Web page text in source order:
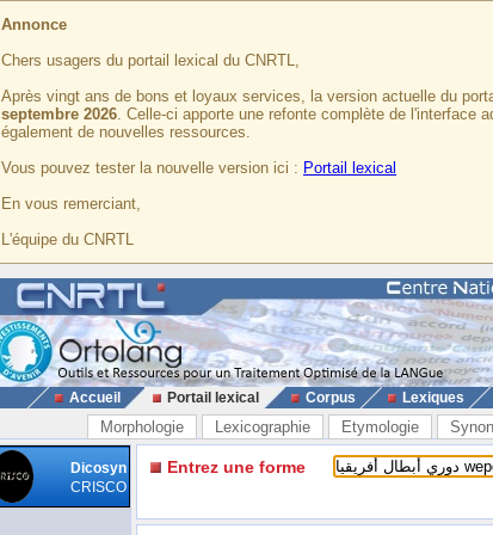
Annonce
Chers usagers du portail lexical du CNRTL,
Après vingt ans de bons et loyaux services, la version actuelle du
septembre 2026. Celle-ci apporte une refonte complète de l'interface
également de nouvelles ressources.
Vous pouvez tester la nouvelle version ici : Portail lexical
En vous remerciant,
L'équipe du CNRTL
Accueil Portail lexical Corpus Lexiques
Morphologie Lexicographie Etymologie
Dicosyn
CRISCO
Entrez une forme